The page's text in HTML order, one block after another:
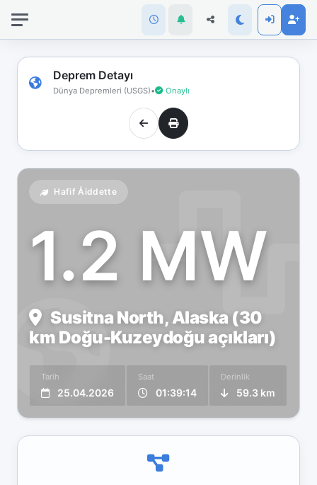
Deprem Detayı
Dünya Depremleri (USGS)• Onaylı
Hafif Åiddette
1.2 MW
Susitna North, Alaska (30
km Doğu-Kuzeydoğu açıkları)
Tarih
25.04.2026
Saat
01:39:14
Derinlik
59.3 km
bağlantınız
koptu!
Çevrimdışı
moddasınız.